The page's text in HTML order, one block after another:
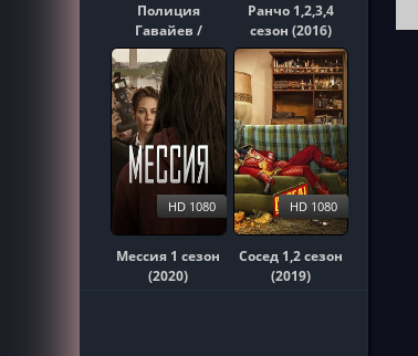
Полиция
Гавайев /
Гавайи 5-0
1,2,3,4,5,6,7,8,9,10
сезон (2010)
Ранчо 1,2,3,4
сезон (2016)
Мессия 1 сезон
(2020)
HD 1080
Сосед 1,2 сезон
(2019)
HD 1080